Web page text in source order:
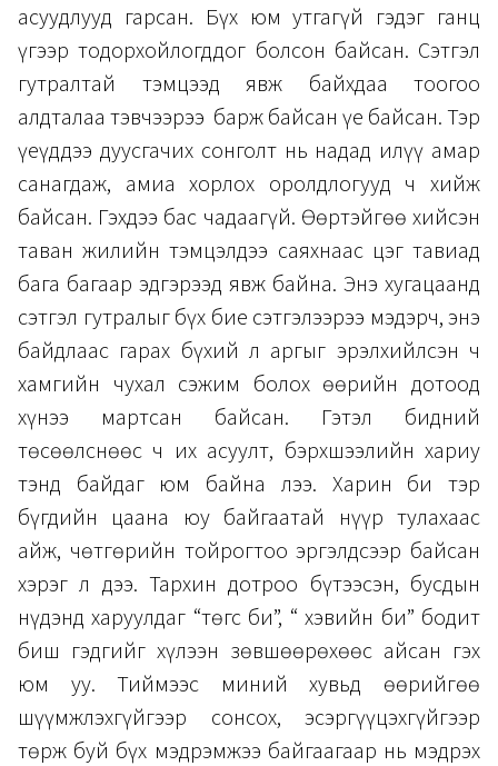
асуудлууд гарсан. Бүх юм утгагүй гэдэг ганц
үгээр тодорхойлогддог болсон байсан. Сэтгэл
гутралтай тэмцээд явж байхдаа тоогоо
алдталаа тэвчээрээ барж байсан үе байсан. Тэр
үеүддээ дуусгачих сонголт нь надад илүү амар
санагдаж, амиа хорлох оролдлогууд ч хийж
байсан. Гэхдээ бас чадаагүй. Өөртэйгөө хийсэн
таван жилийн тэмцэлдээ саяхнаас цэг тавиад
бага багаар эдгэрээд явж байна. Энэ хугацаанд
сэтгэл гутралыг бүх бие сэтгэлээрээ мэдэрч, энэ
байдлаас гарах бүхий л аргыг эрэлхийлсэн ч
хамгийн чухал сэжим болох өөрийн дотоод
хүнээ мартсан байсан. Гэтэл бидний
төсөөлснөөс ч их асуулт, бэрхшээлийн хариу
тэнд байдаг юм байна лээ. Харин би тэр
бүгдийн цаана юу байгаатай нүүр тулахаас
айж, чөтгөрийн тойрогтоо эргэлдсээр байсан
хэрэг л дээ. Тархин дотроо бүтээсэн, бусдын
нүдэнд харуулдаг “төгс би”, “ хэвийн би” бодит
биш гэдгийг хүлээн зөвшөөрөхөөс айсан гэх
юм уу. Тиймээс миний хувьд өөрийгөө
шүүмжлэхгүйгээр сонсох, эсэргүүцэхгүйгээр
төрж буй бүх мэдрэмжээ байгаагаар нь мэдрэх